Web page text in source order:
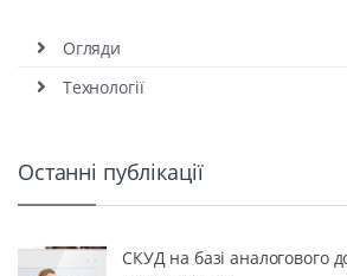
Огляди
Технології
Останні публікації
СКУД на базі аналогового